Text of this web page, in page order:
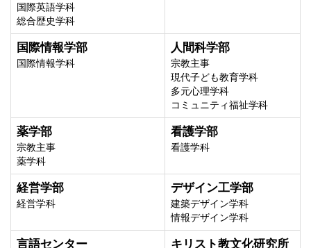
国際英語学科
総合歴史学科
国際情報学部
国際情報学科
人間科学部
宗教主事
現代子ども教育学科
多元心理学科
コミュニティ福祉学科
薬学部
宗教主事
薬学科
看護学部
看護学科
経営学部
経営学科
デザイン工学部
建築デザイン学科
情報デザイン学科
言語センター キリスト教文化研究所